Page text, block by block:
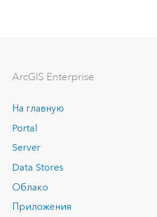
ArcGIS Enterprise
На главную
Portal
Server
Data Stores
Облако
Приложения